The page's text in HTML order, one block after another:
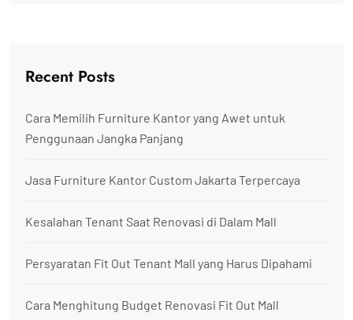
Recent Posts
Cara Memilih Furniture Kantor yang Awet untuk
Penggunaan Jangka Panjang
Jasa Furniture Kantor Custom Jakarta Terpercaya
Kesalahan Tenant Saat Renovasi di Dalam Mall
Persyaratan Fit Out Tenant Mall yang Harus Dipahami
Cara Menghitung Budget Renovasi Fit Out Mall